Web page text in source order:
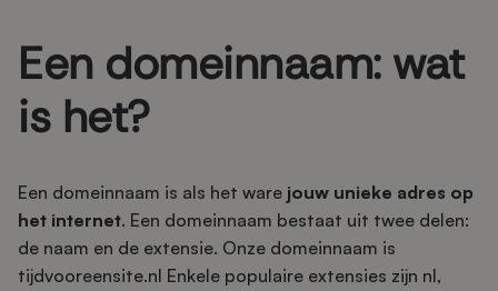
Een domeinnaam: wat
is het?
Een domeinnaam is als het ware jouw unieke adres op
het internet. Een domeinnaam bestaat uit twee delen:
de naam en de extensie. Onze domeinnaam is
tijdvooreensite.nl Enkele populaire extensies zijn nl,